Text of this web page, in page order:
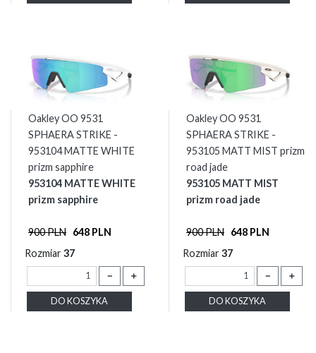
Oakley OO 9531
SPHAERA STRIKE -
953104 MATTE WHITE
prizm sapphire
953104 MATTE WHITE
prizm sapphire
900 PLN 648 PLN
Rozmiar37
－ ＋
DO KOSZYKA
Oakley OO 9531
SPHAERA STRIKE -
953105 MATT MIST prizm
road jade
953105 MATT MIST
prizm road jade
900 PLN 648 PLN
Rozmiar37
－ ＋
DO KOSZYKA